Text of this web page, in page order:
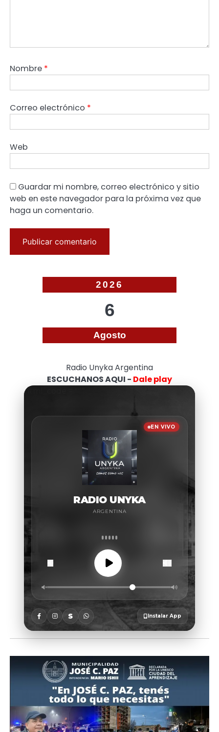
Nombre *
Correo electrónico *
Web
Guardar mi nombre, correo electrónico y sitio
web en este navegador para la próxima vez que
haga un comentario.
2026
6
Agosto
Radio Unyka Argentina
ESCUCHANOS AQUI - Dale play